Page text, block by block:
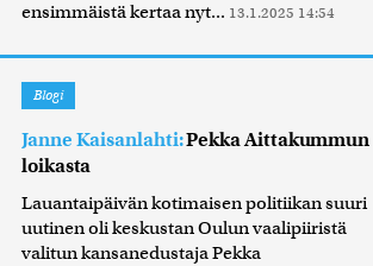
ensimmäistä kertaa nyt... 13.1.2025 14:54
Blogi
Janne Kaisanlahti:Pekka Aittakummun
loikasta
Lauantaipäivän kotimaisen politiikan suuri
uutinen oli keskustan Oulun vaalipiiristä
valitun kansanedustaja Pekka